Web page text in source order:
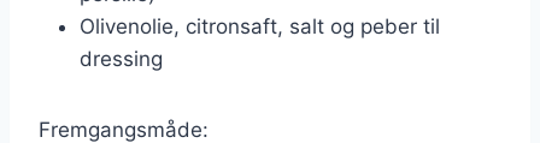
Olivenolie, citronsaft, salt og peber til
dressing
Fremgangsmåde: